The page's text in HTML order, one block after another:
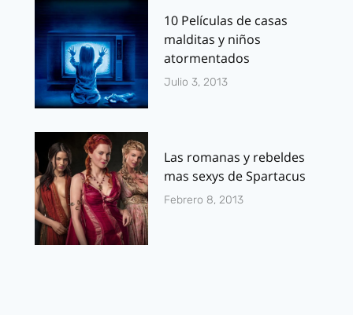
10 Películas de casas
malditas y niños
atormentados
Julio 3, 2013
Las romanas y rebeldes
mas sexys de Spartacus
Febrero 8, 2013